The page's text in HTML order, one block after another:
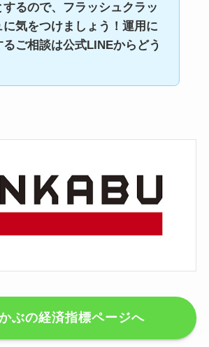
するので、フラッシュクラッ
に気をつけましょう！ 運用に
るご相談は公式LINEからどう
ぶの経済指標ページへ